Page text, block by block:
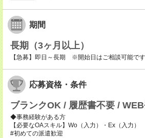
期間
長期（3ヶ月以上）
【急募】即日～長期 ※開始日はご相談可能です
応募資格・条件
ブランクOK / 履歴書不要 /
◆事務経験がある方
【必要なOAスキル】Wo（入力）・Ex（入力）
#初めての派遣歓迎